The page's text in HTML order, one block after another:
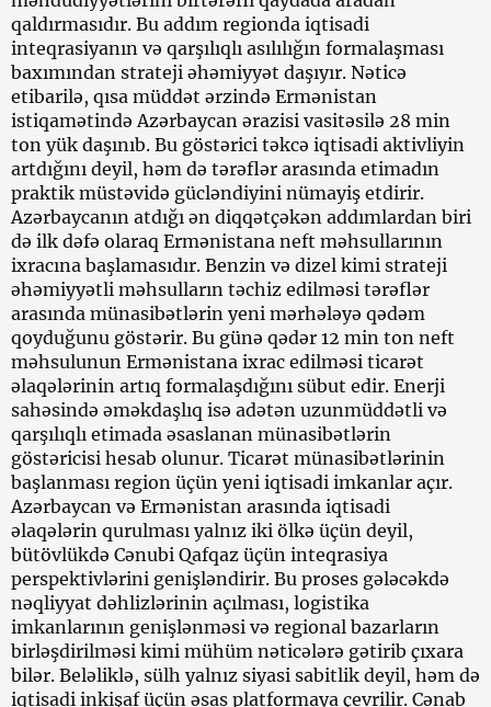
qaldırmasıdır. Bu addım regionda iqtisadi
inteqrasiyanın və qarşılıqlı asılılığın formalaşması
baxımından strateji əhəmiyyət daşıyır. Nəticə
etibarilə, qısa müddət ərzində Ermənistan
istiqamətində Azərbaycan ərazisi vasitəsilə 28 min
ton yük daşınıb. Bu göstərici təkcə iqtisadi aktivliyin
artdığını deyil, həm də tərəflər arasında etimadın
praktik müstəvidə gücləndiyini nümayiş etdirir.
Azərbaycanın atdığı ən diqqətçəkən addımlardan biri
də ilk dəfə olaraq Ermənistana neft məhsullarının
ixracına başlamasıdır. Benzin və dizel kimi strateji
əhəmiyyətli məhsulların təchiz edilməsi tərəflər
arasında münasibətlərin yeni mərhələyə qədəm
qoyduğunu göstərir. Bu günə qədər 12 min ton neft
məhsulunun Ermənistana ixrac edilməsi ticarət
əlaqələrinin artıq formalaşdığını sübut edir. Enerji
sahəsində əməkdaşlıq isə adətən uzunmüddətli və
qarşılıqlı etimada əsaslanan münasibətlərin
göstəricisi hesab olunur. Ticarət münasibətlərinin
başlanması region üçün yeni iqtisadi imkanlar açır.
Azərbaycan və Ermənistan arasında iqtisadi
əlaqələrin qurulması yalnız iki ölkə üçün deyil,
bütövlükdə Cənubi Qafqaz üçün inteqrasiya
perspektivlərini genişləndirir. Bu proses gələcəkdə
nəqliyyat dəhlizlərinin açılması, logistika
imkanlarının genişlənməsi və regional bazarların
birləşdirilməsi kimi mühüm nəticələrə gətirib çıxara
bilər. Beləliklə, sülh yalnız siyasi sabitlik deyil, həm də
iqtisadi inkişaf üçün əsas platformaya çevrilir. Cənab